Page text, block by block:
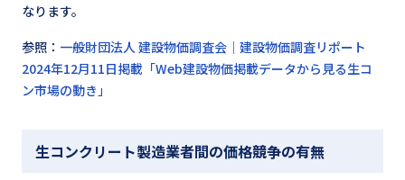
なります。
参照： 一般財団法人 建設物価調査会｜建設物価調査リポート
2024年12月11日掲載「Web建設物価掲載データから見る生コ
ン市場の動き」
生コンクリート製造業者間の価格競争の有無